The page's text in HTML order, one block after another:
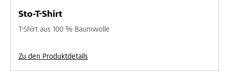
Sto-T-Shirt
T-Shirt aus 100 % Baumwolle
Zu den Produktdetails